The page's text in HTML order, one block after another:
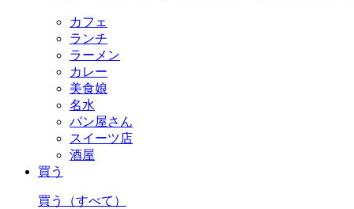
カフェ
ランチ
ラーメン
カレー
美食娘
名水
パン屋さん
スイーツ店
酒屋
買う
買う （すべて）